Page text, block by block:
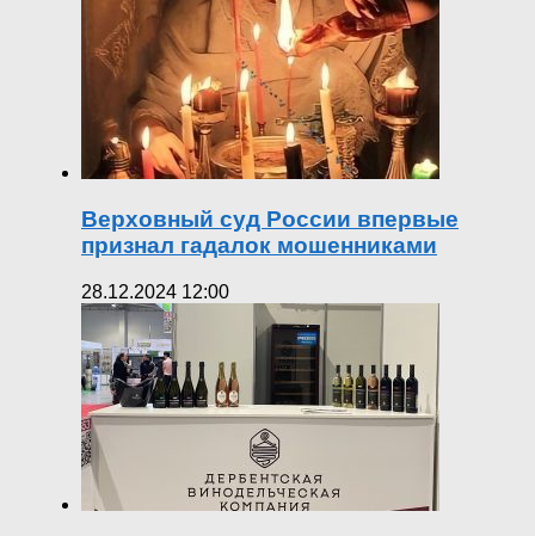
Верховный суд России впервые
признал гадалок мошенниками
28.12.2024 12:00